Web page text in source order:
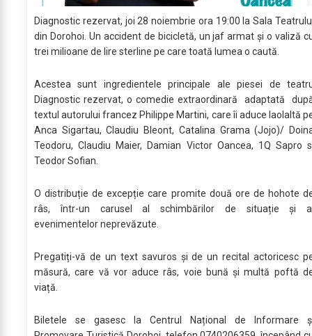
Diagnostic rezervat, joi 28 noiembrie ora 19:00 la Sala
din Dorohoi. Un accident de bicicletă, un jaf armat și o valiză
trei milioane de lire sterline pe care toată lumea o caută.
Acestea sunt ingredientele principale ale piesei de
Diagnostic rezervat, o comedie extraordinară adaptată
textul autorului francez Philippe Martini, care îi aduce laolaltă
Anca Sigartau, Claudiu Bleont, Catalina Grama (Jojo)/
Teodoru, Claudiu Maier, Damian Victor Oancea, 1Q Sapro
Teodor Sofian.
O distribuție de excepție care promite două ore de hohote
râs, într-un carusel al schimbărilor de situație și
evenimentelor neprevăzute.
Pregatiți-vă de un text savuros și de un recital actoricesc
măsură, care vă vor aduce râs, voie bună și multă poftă
viață.
Biletele se gasesc la Centrul Național de Informare